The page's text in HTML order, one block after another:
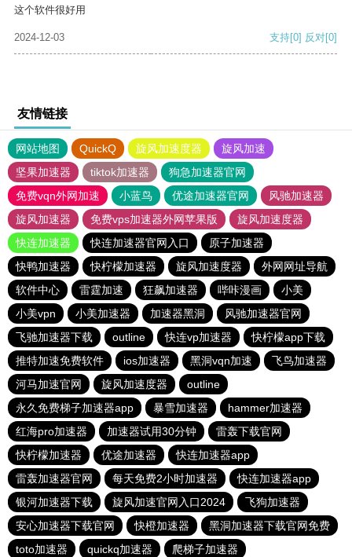
这个软件很好用
2024-12-03 支持[0] 反对[0]
友情链接
网站地图 QuickQ 旋风加速度器
旋风加速
坚果加速器
tiktok加速器
狗急加速器官网
免费vqn外网加速
小蓝鸟 优途加速器官网
风驰加速器
旋风加速器
免费vps加速器外网苹果版
旋风加速度器
快连加速器
快连加速器官网入口
原子加速器
快鸭加速器
快柠檬加速器 旋风加速度器
外网网址导航
软件中心
雷霆加速 狂飙加速器 哔咔漫画
小美
小美vpn
小美加速器 加速器黑洞
风驰加速器官网
飞驰加速器下载
outline 快连vp加速器
快柠檬app下载
推特加速免费软件
ios加速器 黑洞vqn加速
飞鸟加速器
河马加速官网
旋风加速度器
outline
永久免费梯子加速器app
暴雪加速器
hammer加速器
红海pro加速器
加速器试用30分钟
雷轰下载官网
快柠檬加速器
优途加速器
快连加速器app
雷轰加速器官网
每天免费2小时加速器
快连加速器app
银河加速器下载
旋风加速官网入口2024
飞狗加速器
安心加速器下载官网
快橙加速器
黑洞加速器下载官网免费
toto加速器
quickq加速器 爬梯子加速器